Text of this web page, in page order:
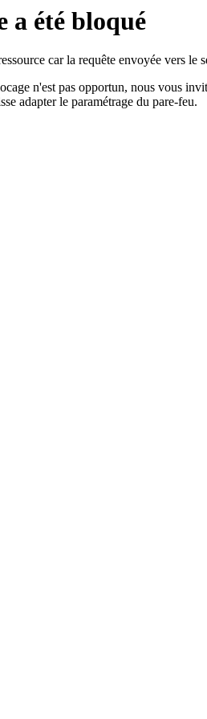
a été bloqué
car la requête envoyée vers le
n'est pas opportun, nous vous
adapter le paramétrage du pare-feu.